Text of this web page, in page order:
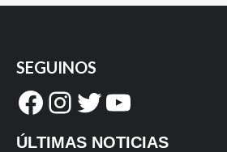
SEGUINOS
Facebook
Instagram
Twitter
YouTube
ÚLTIMAS NOTICIAS